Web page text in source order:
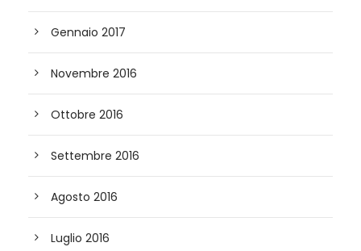
Gennaio 2017
Novembre 2016
Ottobre 2016
Settembre 2016
Agosto 2016
Luglio 2016